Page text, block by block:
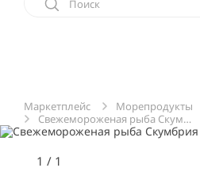
Маркетплейс Морепродукты
Свежемороженая рыба Скумбрия н/р, р/р 400-600
1 / 1